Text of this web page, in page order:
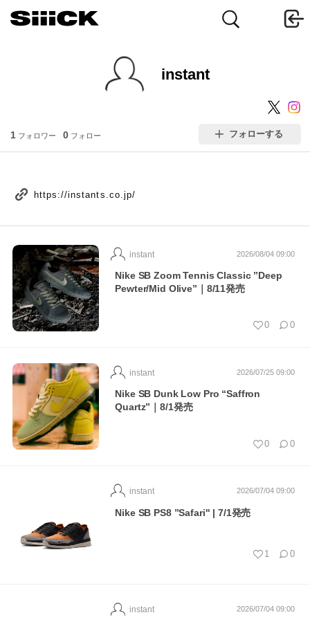
instant
フォローする
1 フォロワー 0 フォロー
https://instants.co.jp/
2026/08/04 09:00
instant
Nike SB Zoom Tennis Classic ”Deep
Pewter/Mid Olive”｜8/11発売
0 0
2026/07/25 09:00
instant
Nike SB Dunk Low Pro “Saffron
Quartz”｜8/1発売
0 0
2026/07/04 09:00
instant
Nike SB PS8 ”Safari" | 7/1発売
1 0
2026/07/04 09:00
instant